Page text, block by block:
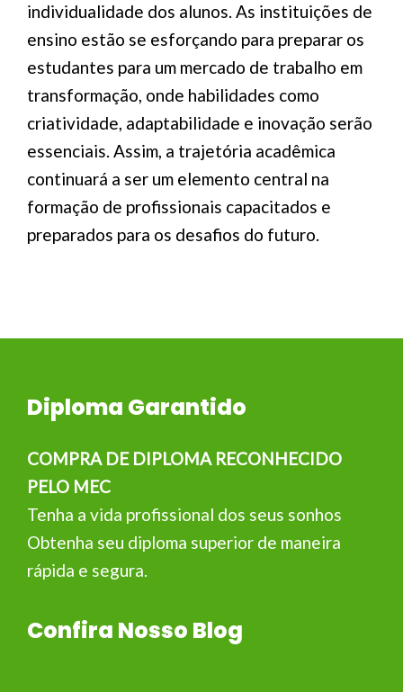
individualidade dos alunos. As instituições de
ensino estão se esforçando para preparar os
estudantes para um mercado de trabalho em
transformação, onde habilidades como
criatividade, adaptabilidade e inovação serão
essenciais. Assim, a trajetória acadêmica
continuará a ser um elemento central na
formação de profissionais capacitados e
preparados para os desafios do futuro.
Diploma Garantido
COMPRA DE DIPLOMA RECONHECIDO
PELO MEC
Tenha a vida profissional dos seus sonhos
Obtenha seu diploma superior de maneira
rápida e segura.
Confira Nosso Blog